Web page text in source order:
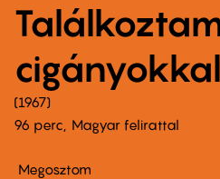
1967
96 perc,
Magyar felirattal
Megosztom